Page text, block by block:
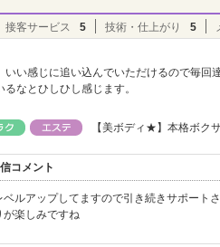
接客サービス 5 技術・仕上がり 5
い感じに追い込んでいただけるので毎回
なとひしひし感じます。
【美ボディ★】本格ボク
コメント
ルアップしてますので引き続きサポート
楽しみですね